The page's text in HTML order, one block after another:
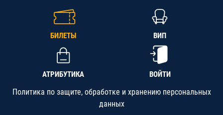
БИЛЕТЫ ВИП
АТРИБУТИКА ВОЙТИ
Политика по защите, обработке и хранению персональных
данных